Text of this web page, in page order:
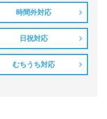
時間外対応
日祝対応
むちうち対応